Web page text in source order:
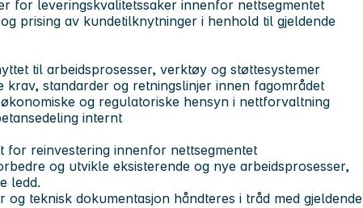
for leveringskvalitetssaker innenfor nettsegmentet
prising av kundetilknytninger i henhold til gjeldende
til arbeidsprosesser, verktøy og støttesystemer
krav, standarder og retningslinjer innen fagområdet
og regulatoriske hensyn i nettforvaltning
internt
for reinvestering innenfor nettsegmentet
og utvikle eksisterende og nye arbeidsprosesser,
ledd.
teknisk dokumentasjon håndteres i tråd med gjeldende